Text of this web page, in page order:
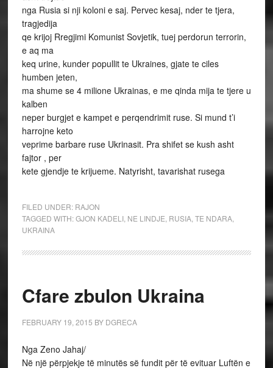
nga Rusia si nji koloni e saj. Pervec kesaj, nder te tjera,
tragjedija
qe krijoj Rregjimi Komunist Sovjetik, tuej perdorun terrorin,
e aq ma
keq urine, kunder popullit te Ukraines, gjate te ciles
humben jeten,
ma shume se 4 milione Ukrainas, e me qinda mija te tjere u
kalben
neper burgjet e kampet e perqendrimit ruse. Si mund t’i
harrojne keto
veprime barbare ruse Ukrinasit. Pra shifet se kush asht
fajtor , per
kete gjendje te krijueme. Natyrisht, tavarishat rusega
FILED UNDER: RAJON
TAGGED WITH:GJON KADELI, NE LINDJE RUSIA, TE NDARA,
UKRAINA
Cfare zbulon Ukraina
FEBRUARY 19, 2015 BY DGRECA
Nga Zeno Jahaj/
Në një përpjekje të minutës së fundit për të evituar Luftën e